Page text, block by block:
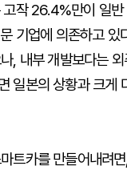
고작 26.4%만이 일반
기업에 의존하고 있
, 내부 개발보다는
일본의 상황과 크게
트카를 만들어내려